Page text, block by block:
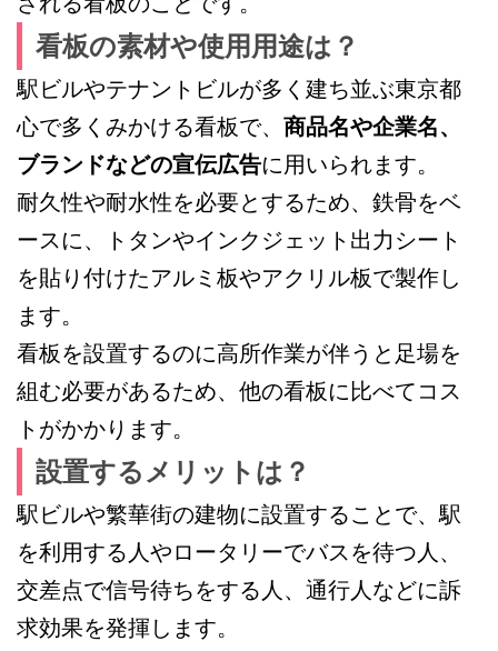
看板の素材や使用用途は？
駅ビルやテナントビルが多く建ち並ぶ東京都
心で多くみかける看板で、 商品名や企業名、
ブランドなどの宣伝広告に用いられます。
耐久性や耐水性を必要とするため、鉄骨をベ
ースに、トタンやインクジェット出力シート
を貼り付けたアルミ板やアクリル板で製作し
ます。
看板を設置するのに高所作業が伴うと足場を
組む必要があるため、他の看板に比べてコス
トがかかります。
設置するメリットは？
駅ビルや繁華街の建物に設置することで、駅
を利用する人やロータリーでバスを待つ人、
交差点で信号待ちをする人、通行人などに訴
求効果を発揮します。